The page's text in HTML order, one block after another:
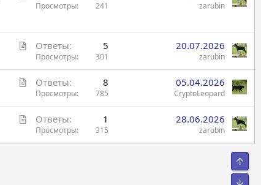
ь
Просмотры 241 zarubin
С
т
Ответы 5
Просмотры 301
20.07.2026
zarubin
С
т
я
Ответы 8
Просмотры 785
05.04.2026
CryptoLeopard
С
а
Ответы 1
Просмотры 315
28.06.2026
zarubin